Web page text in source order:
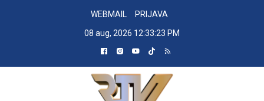
WEBMAIL
PRIJAVA
08 aug, 2026 12:33:24 PM